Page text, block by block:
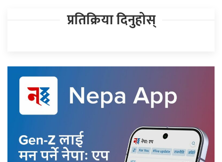
प्रतिक्रिया दिनुहोस्